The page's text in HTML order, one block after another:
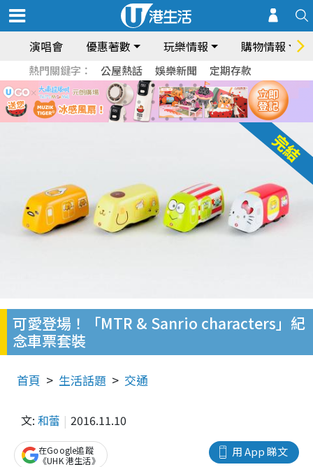
演唱會 優惠著數 玩樂情報 購物情報
熱門關鍵字： 公屋熱話 娛樂新聞 定期存款
可愛登場！「MTR & Sanrio characters」紀
念車票套裝
首頁 生活話題 交通
文: 和蕾 2016.11.10
用 App 睇文
在Google追蹤
《UHK 港生活》